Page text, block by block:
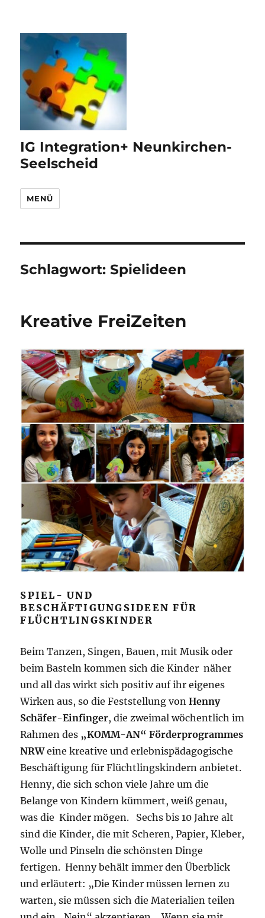
IG Integration+ Neunkirchen-
Seelscheid
MENÜ
Schlagwort:Spielideen
Kreative FreiZeiten
SPIEL- UND
BESCHÄFTIGUNGSIDEEN FÜR
FLÜCHTLINGSKINDER
Beim Tanzen, Singen, Bauen, mit Musik oder
beim Basteln kommen sich die Kinder näher
und all das wirkt sich positiv auf ihr eigenes
Wirken aus, so die Feststellung vonHenny
Schäfer-Einfinger, die zweimal wöchentlich im
Rahmen des „KOMM-AN“ Förderprogrammes
NRWeine kreative und erlebnispädagogische
Beschäftigung für Flüchtlingskindern anbietet.
Henny, die sich schon viele Jahre um die
Belange von Kindern kümmert, weiß genau,
was die Kinder mögen. Sechs bis 10 Jahre alt
sind die Kinder, die mit Scheren, Papier, Kleber,
Wolle und Pinseln die schönsten Dinge
fertigen. Henny behält immer den Überblick
und erläutert: „Die Kinder müssen lernen zu
warten, sie müssen sich die Materialien teilen